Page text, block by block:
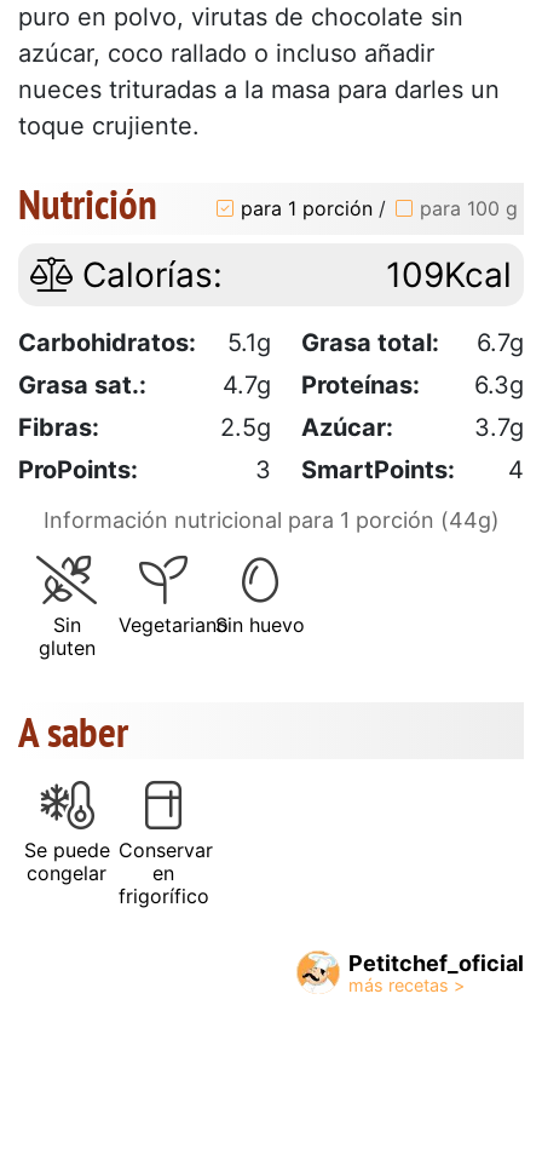
puro en polvo, virutas de chocolate sin
azúcar, coco rallado o incluso añadir
nueces trituradas a la masa para darles un
toque crujiente.
Nutrición para 1 porción / para 100 g
Calorías: 109Kcal
Carbohidratos: 5.1g Grasa total:
6.7g
Grasa sat.:
4.7g Proteínas:
6.3g
Fibras:
2.5g Azúcar:
3.7g
ProPoints:
3 SmartPoints: 4
Información nutricional para 1 porción (44g)
Sin
gluten
VegetarianoSin huevo
A saber
Se puede
congelar
Conservar
en
frigorífico
Petitchef_oficial